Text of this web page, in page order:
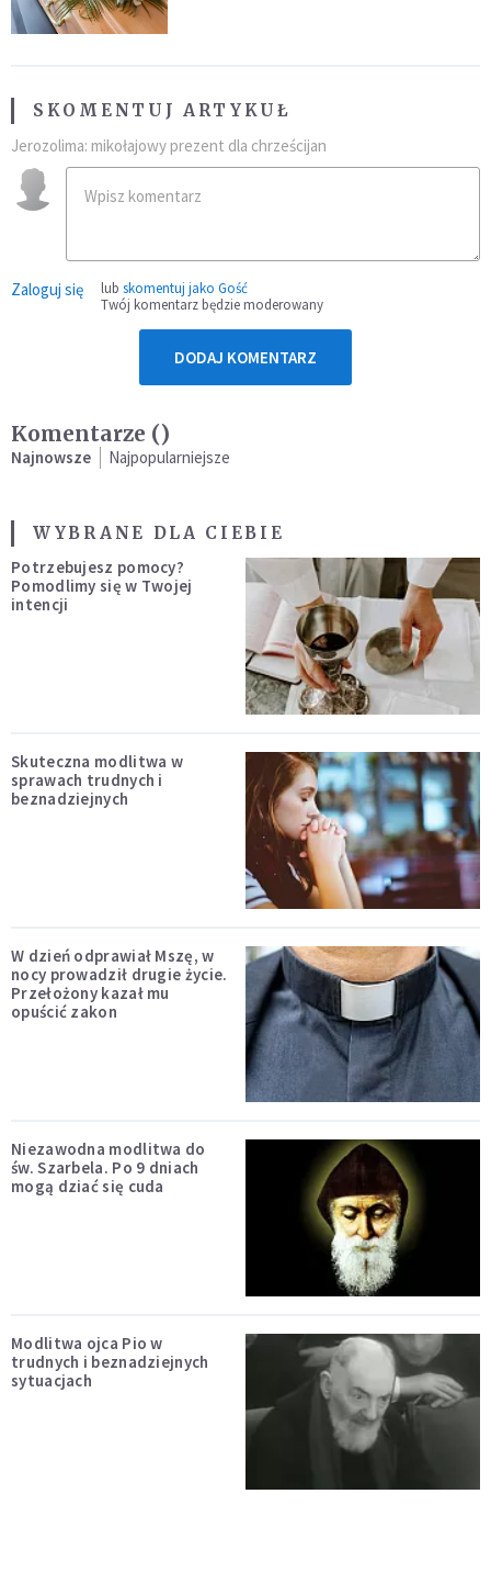
SKOMENTUJ ARTYKUŁ
Jerozolima: mikołajowy prezent dla chrześcijan
Zaloguj się lub skomentuj jako Gość
Twój komentarz będzie moderowany
DODAJ KOMENTARZ
Komentarze ()
Najnowsze Najpopularniejsze
WYBRANE DLA CIEBIE
Potrzebujesz pomocy?
Pomodlimy się w Twojej
intencji
Skuteczna modlitwa w
sprawach trudnych i
beznadziejnych
W dzień odprawiał Mszę, w
nocy prowadził drugie życie.
Przełożony kazał mu
opuścić zakon
Niezawodna modlitwa do
św. Szarbela. Po 9 dniach
mogą dziać się cuda
Modlitwa ojca Pio w
trudnych i beznadziejnych
sytuacjach